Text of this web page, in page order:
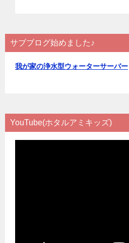
サブブログ始めました♪
我が家の浄水型ウォーターサーバー
YouTube(ホタルアミキッズ)